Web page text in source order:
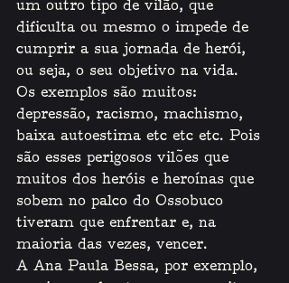
um outro tipo de vilão, que
dificulta ou mesmo o impede de
cumprir a sua jornada de herói,
ou seja, o seu objetivo na vida.
Os exemplos são muitos:
depressão, racismo, machismo,
baixa autoestima etc etc etc. Pois
são esses perigosos vilões que
muitos dos heróis e heroínas que
sobem no palco do Ossobuco
tiveram que enfrentar e, na
maioria das vezes, vencer.
A Ana Paula Bessa, por exemplo,